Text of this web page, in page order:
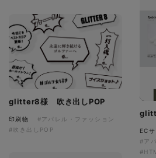
ECサ
#ア
glitter8様 吹き出しPOP
印刷物
#アパレル・ファッション
#吹き出しPOP